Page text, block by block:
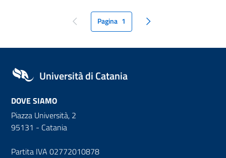
pagina precedente
Pagina 1 pagina seguente
Università di Catania
DOVE SIAMO
Piazza Università, 2
95131 - Catania
Partita IVA 02772010878